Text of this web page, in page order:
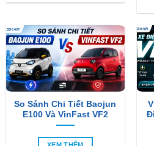
So Sánh Chi Tiết Baojun
E100 Và VinFast VF2